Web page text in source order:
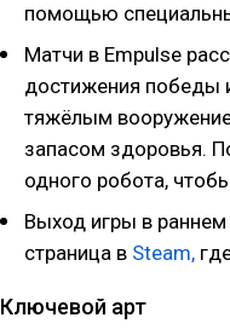
помощью
Матчи в Empulse
достижения победы
тяжёлым
запасом здоровья.
одного робота,
Выход игры в раннем
страница в Steam,
Ключевой арт